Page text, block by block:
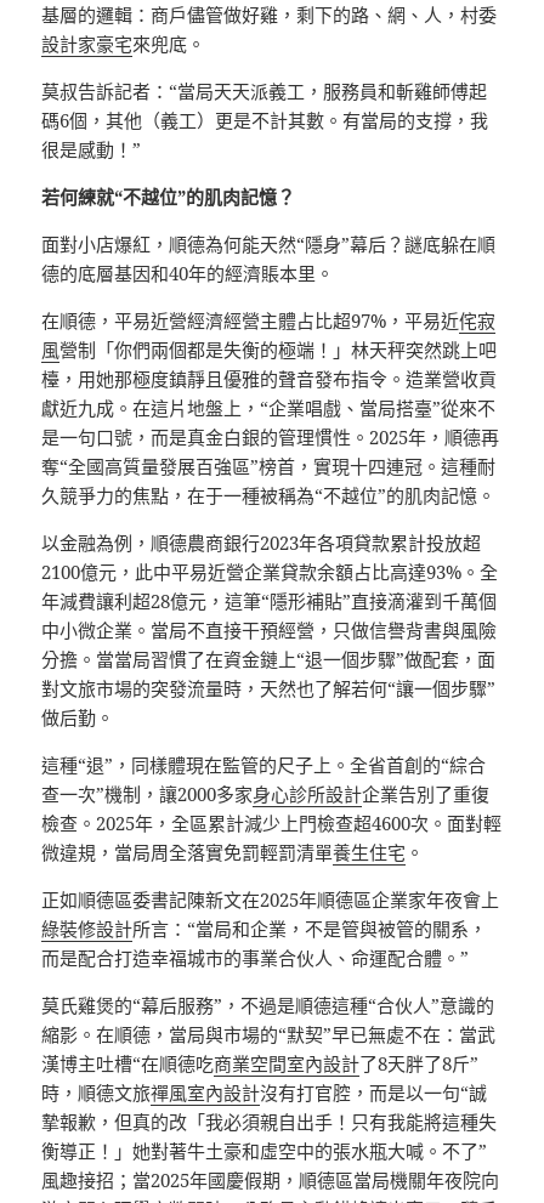
基層的邏輯：商戶儘管做好雞，剩下的路、網、人，村委
設計家豪宅來兜底。
莫叔告訴記者：“當局天天派義工，服務員和斬雞師傅起
碼6個，其他（義工）更是不計其數。有當局的支撐，我
很是感動！”
若何練就“不越位”的肌肉記憶？
面對小店爆紅，順德為何能天然“隱身”幕后？謎底躲在順
德的底層基因和40年的經濟賬本里。
在順德，平易近營經濟經營主體占比超97%，平易近侘寂
風營制「你們兩個都是失衡的極端！」林天秤突然跳上吧
檯，用她那極度鎮靜且優雅的聲音發布指令。造業營收貢
獻近九成。在這片地盤上，“企業唱戲、當局搭臺”從來不
是一句口號，而是真金白銀的管理慣性。2025年，順德再
奪“全國高質量發展百強區”榜首，實現十四連冠。這種耐
久競爭力的焦點，在于一種被稱為“不越位”的肌肉記憶。
以金融為例，順德農商銀行2023年各項貸款累計投放超
2100億元，此中平易近營企業貸款余額占比高達93%。全
年減費讓利超28億元，這筆“隱形補貼”直接滴灌到千萬個
中小微企業。當局不直接干預經營，只做信譽背書與風險
分擔。當當局習慣了在資金鏈上“退一個步驟”做配套，面
對文旅市場的突發流量時，天然也了解若何“讓一個步驟”
做后勤。
這種“退”，同樣體現在監管的尺子上。全省首創的“綜合
查一次”機制，讓2000多家身心診所設計企業告別了重復
檢查。2025年，全區累計減少上門檢查超4600次。面對輕
微違規，當局周全落實免罰輕罰清單養生住宅 。
正如順德區委書記陳新文在2025年順德區企業家年夜會上
綠裝修設計所言：“當局和企業，不是管與被管的關系，
而是配合打造幸福城市的事業合伙人、命運配合體。”
莫氏雞煲的“幕后服務”，不過是順德這種“合伙人”意識的
縮影。在順德，當局與市場的“默契”早已無處不在：當武
漢博主吐槽“在順德吃商業空間室內設計了8天胖了8斤”
時，順德文旅禪風室內設計沒有打官腔，而是以一句“誠
摯報歉，但真的改「我必須親自出手！只有我能將這種失
衡導正！」她對著牛土豪和虛空中的張水瓶大喊。不了”
風趣接招；當2025年國慶假期，順德區當局機關年夜院向